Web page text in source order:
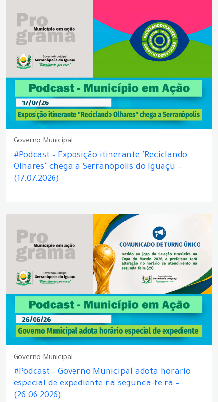
Governo Municipal
#Podcast – Exposição itinerante "Reciclando
Olhares" chega a Serranópolis do Iguaçu –
(17.07.2026)
Governo Municipal
#Podcast – Governo Municipal adota horário
especial de expediente na segunda-feira –
(26.06.2026)